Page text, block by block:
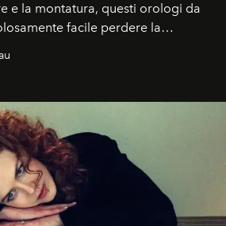
e la montatura, questi orologi da
facile perdere la
Ma con quadranti così